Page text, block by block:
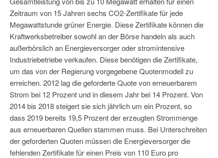
Zeitraum von 15 Jahren sechs CO2-Zertifikate für jede
Megawattstunde grüner Energie. Diese Zertifikate können die
Kraftwerksbetreiber sowohl an der Börse handeln als auch
außerbörslich an Energieversorger oder stromintensive
Industriebetriebe verkaufen. Diese benötigen die Zertifikate,
um das von der Regierung vorgegebene Quotenmodell zu
erreichen. 2012 lag die geforderte Quote von erneuerbarem
Strom bei 12 Prozent und in diesem Jahr bei 14 Prozent. Von
2014 bis 2018 steigert sie sich jährlich um ein Prozent, so
dass 2019 bereits 19,5 Prozent der erzeugten Strommenge
aus erneuerbaren Quellen stammen muss. Bei Unterschreiten
der geforderten Quoten müssen die Energieversorger die
fehlenden Zertifikate für einen Preis von 110 Euro pro